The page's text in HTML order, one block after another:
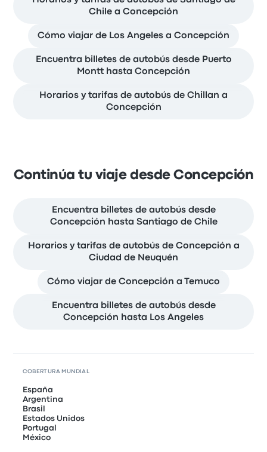
Chile a Concepción
Cómo viajar de Los Angeles a Concepción
Encuentra billetes de autobús desde Puerto
Montt hasta Concepción
Horarios y tarifas de autobús de Chillan a
Concepción
Continúa tu viaje desde Concepción
Encuentra billetes de autobús desde
Concepción hasta Santiago de Chile
Horarios y tarifas de autobús de Concepción a
Ciudad de Neuquén
Cómo viajar de Concepción a Temuco
Encuentra billetes de autobús desde
Concepción hasta Los Angeles
COBERTURA MUNDIAL
España
Argentina
Brasil
Estados Unidos
Portugal
México